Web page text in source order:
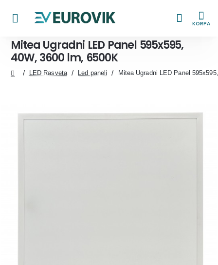
KORPA
Mitea Ugradni LED Panel 595x595,
40W, 3600 lm, 6500K
LED Rasveta Led paneli Mitea Ugradni LED Panel